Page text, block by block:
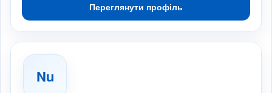
Переглянути профіль
Nu